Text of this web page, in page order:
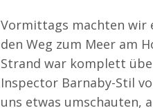
Vormittags machten wir
den Weg zum Meer am
Strand war komplett
Inspector Barnaby-Stil
uns etwas umschauten,